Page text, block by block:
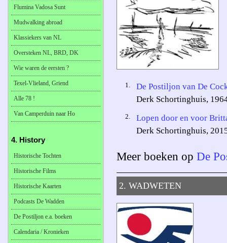
1.
De Postiljon van De
Derk Schortinghuis,
2.
Lopen door en voor
Derk Schortinghuis,
Meer boeken op De
2. WADWETEN
Flumina Vadosa Sunt
Mudwalking abroad
Klassiekers van NL
Oversteken NL, BRD, DK
Wie waren de eersten ?
Texel-Vlieland, Griend
Alle 78 !
Van Camperduin naar Ho
4. History
Historische Tochten
Historische Films
Historische Kaarten
Podcasts De Wadden
De Postiljon e.a. boeken
Calendaria / Kronieken